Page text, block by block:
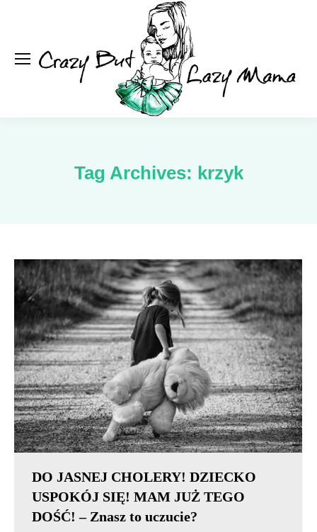
Tag Archives: krzyk
DO JASNEJ CHOLERY! DZIECKO
USPOKÓJ SIĘ! MAM JUŻ TEGO
DOŚĆ! – Znasz to uczucie?